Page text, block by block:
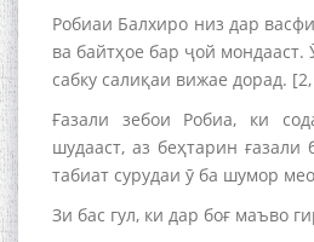
Робиаи Балхиро низ дар
ва байтҳое бар ҷой мондааст.
сабку салиқаи вижае дорад.
Ғазали зебои Робиа, ки
шудааст, аз беҳтарин
табиат сурудаи ӯ ба шумор
Зи бас гул, ки дар боғ маъво